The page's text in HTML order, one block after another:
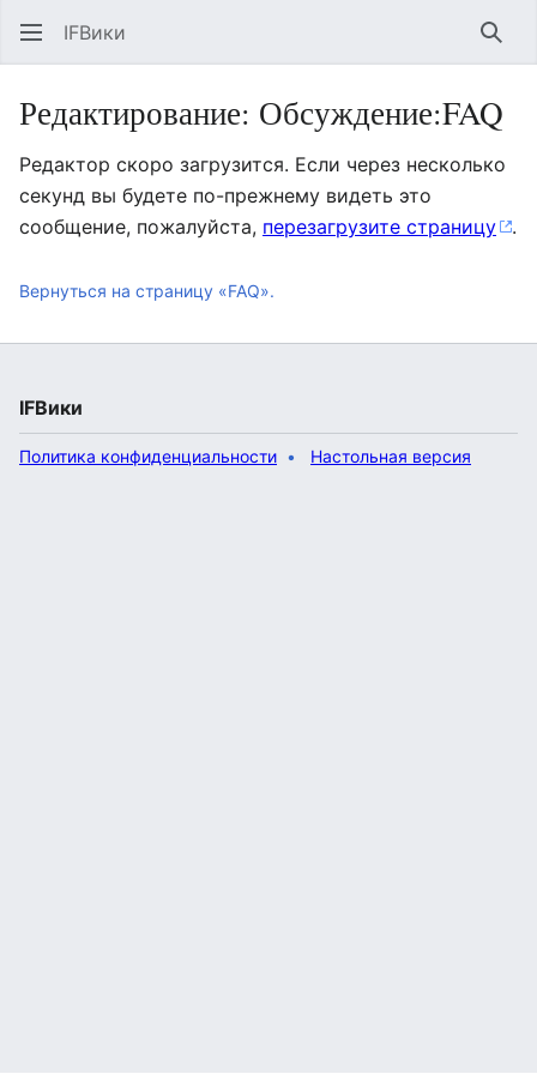
IFВики
Редактирование: Обсуждение:FAQ
Редактор скоро загрузится. Если через несколько
секунд вы будете по-прежнему видеть это
сообщение, пожалуйста, перезагрузите страницу .
Вернуться на страницу «FAQ».
IFВики
Политика конфиденциальности Настольная версия